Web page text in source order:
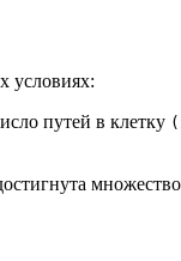
условиях:
путей в клетку